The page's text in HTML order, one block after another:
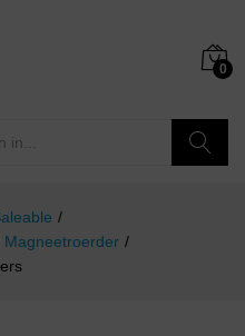
0
/
Magneetroerder /